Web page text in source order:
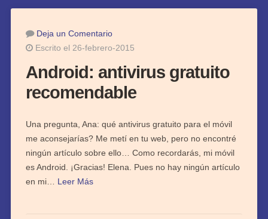
Deja un Comentario
Escrito el 26-febrero-2015
Android: antivirus gratuito
recomendable
Una pregunta, Ana: qué antivirus gratuito para el móvil
me aconsejarías? Me metí en tu web, pero no encontré
ningún artículo sobre ello… Como recordarás, mi móvil
es Android. ¡Gracias! Elena. Pues no hay ningún artículo
en mi… Leer Más